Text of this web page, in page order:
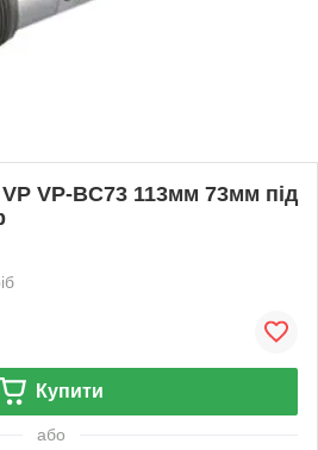
VP-BC73 113мм 73мм під
Купити
або